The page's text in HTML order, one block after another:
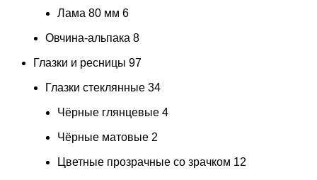
Лама 80 мм 6
Овчина-альпака 8
Глазки и ресницы 97
Глазки стеклянные 34
Чёрные глянцевые 4
Чёрные матовые 2
Цветные прозрачные со зрачком 12